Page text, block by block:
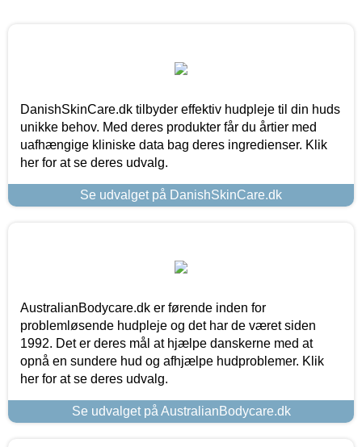
DanishSkinCare.dk tilbyder effektiv hudpleje til din huds
unikke behov. Med deres produkter får du årtier med
uafhængige kliniske data bag deres ingredienser. Klik
her for at se deres udvalg.
Se udvalget på DanishSkinCare.dk
AustralianBodycare.dk er førende inden for
problemløsende hudpleje og det har de været siden
1992. Det er deres mål at hjælpe danskerne med at
opnå en sundere hud og afhjælpe hudproblemer. Klik
her for at se deres udvalg.
Se udvalget på AustralianBodycare.dk